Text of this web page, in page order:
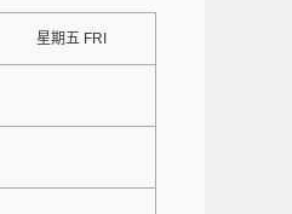
星期五 FRI